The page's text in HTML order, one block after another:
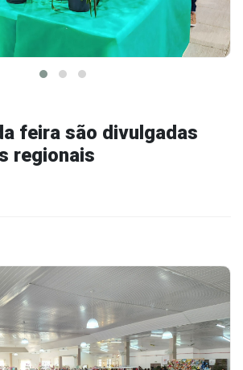
feira são divulgadas
regionais